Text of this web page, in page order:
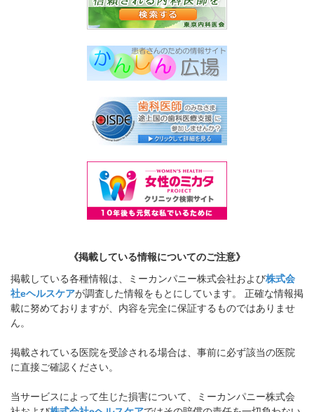
《掲載している情報についてのご注意》
掲載している各種情報は、ミーカンパニー株式会社および株式会
社eヘルスケアが調査した情報をもとにしています。 正確な情報掲
載に努めておりますが、内容を完全に保証するものではありませ
ん。
掲載されている医院を受診される場合は、事前に必ず該当の医院
に直接ご確認ください。
当サービスによって生じた損害について、ミーカンパニー株式会